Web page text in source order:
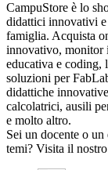
CampuStore è lo
didattici innovativi
famiglia. Acquista
innovativo, monitor
educativa e coding,
soluzioni per
didattiche
calcolatrici, ausili
e molto altro.
Sei un docente o
temi? Visita il